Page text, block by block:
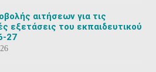
αιτήσεων για τις
εξετάσεις του εκπαιδευτικού
27